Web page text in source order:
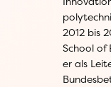
2012 bis
School of
er als